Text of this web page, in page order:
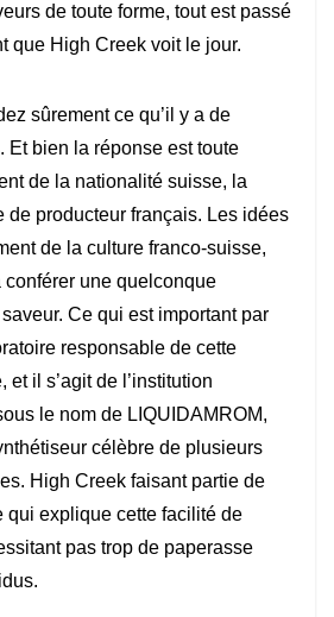
de toute forme, tout est passé
que High Creek voit le jour.
sûrement ce qu’il y a de
Et bien la réponse est toute
de la nationalité suisse, la
de producteur français. Les idées
de la culture franco-suisse,
conférer une quelconque
Ce qui est important par
responsable de cette
et il s’agit de l’institution
le nom de LIQUIDAMROM,
célèbre de plusieurs
High Creek faisant partie de
qui explique cette facilité de
pas trop de paperasse